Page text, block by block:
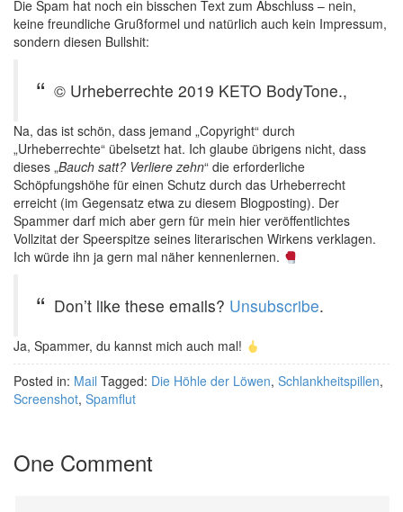
Die Spam hat noch ein bisschen Text zum Abschluss – nein,
keine freundliche Grußformel und natürlich auch kein Impressum,
sondern diesen Bullshit:
© Urheberrechte 2019 KETO BodyTone.,
Na, das ist schön, dass jemand „Copyright“ durch
„Urheberrechte“ übelsetzt hat. Ich glaube übrigens nicht, dass
dieses „Bauch satt? Verliere zehn“ die erforderliche
Schöpfungshöhe für einen Schutz durch das Urheberrecht
erreicht (im Gegensatz etwa zu diesem Blogposting). Der
Spammer darf mich aber gern für mein hier veröffentlichtes
Vollzitat der Speerspitze seines literarischen Wirkens verklagen.
Ich würde ihn ja gern mal näher kennenlernen.
Don’t like these emails? Unsubscribe.
Ja, Spammer, du kannst mich auch mal!
Posted in: Mail Tagged: Die Höhle der Löwen, Schlankheitspillen,
Screenshot, Spamflut
One Comment